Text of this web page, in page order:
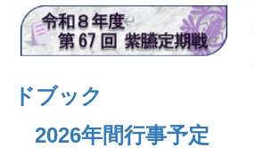
ドブック
2026年間行事予定